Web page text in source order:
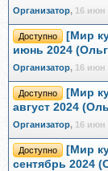
Организатор, 16 июн
Доступно
[Мир
июнь 2024
Организатор, 16 июн
Доступно
[Мир
август 2024
Организатор, 16 июн
Доступно
[Мир
сентябрь 2024